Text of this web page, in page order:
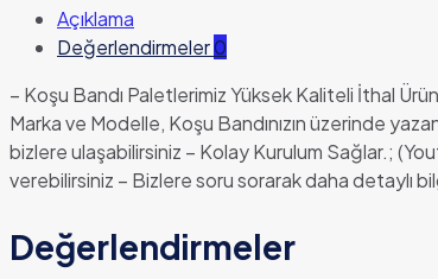
Açıklama
Değerlendirmeler0
– Koşu Bandı Paletlerimiz Yüksek Kaliteli İthal
Marka ve Modelle, Koşu Bandınızın üzerinde
bizlere ulaşabilirsiniz – Kolay Kurulum Sağlar.;
verebilirsiniz – Bizlere soru sorarak daha detaylı
Değerlendirmeler